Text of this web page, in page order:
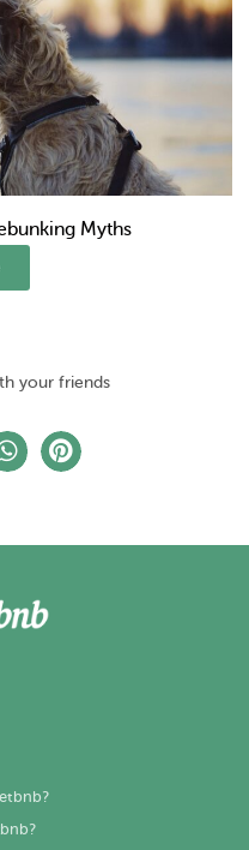
Myths
your friends